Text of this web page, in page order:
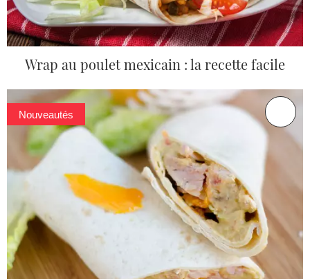
Wrap au poulet mexicain : la recette facile
Nouveautés